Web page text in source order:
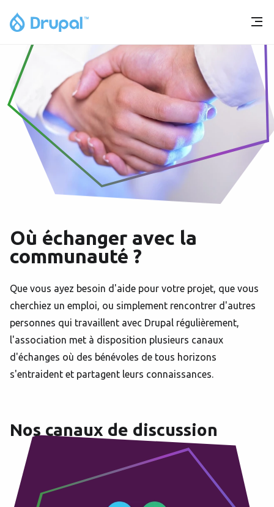
Où échanger avec la
communauté ?
Que vous ayez besoin d'aide pour votre projet, que vous
cherchiez un emploi, ou simplement rencontrer d'autres
personnes qui travaillent avec Drupal régulièrement,
l'association met à disposition plusieurs canaux
d'échanges où des bénévoles de tous horizons
s'entraident et partagent leurs connaissances.
Nos canaux de discussion